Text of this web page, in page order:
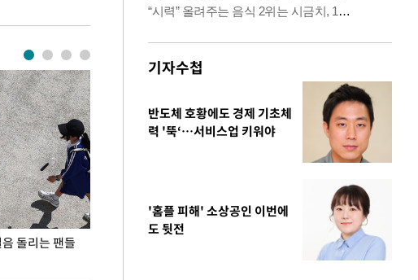
돌리는 팬들
이 대통령, '청년 대책 속도 높여야…폭염 문제도 입추 코앞인데
기자수첩
반도체 호황에도 경제 기초체
력 '뚝‘…서비스업 키워야
'홈플 피해' 소상공인 이번에
도 뒷전